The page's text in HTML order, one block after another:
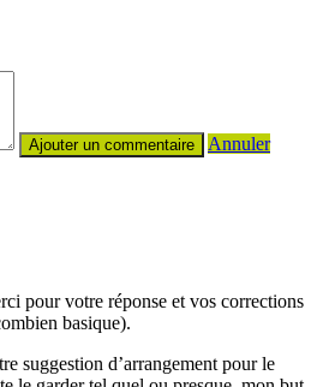
Annuler
pour votre réponse et vos corrections
basique).
suggestion d’arrangement pour le